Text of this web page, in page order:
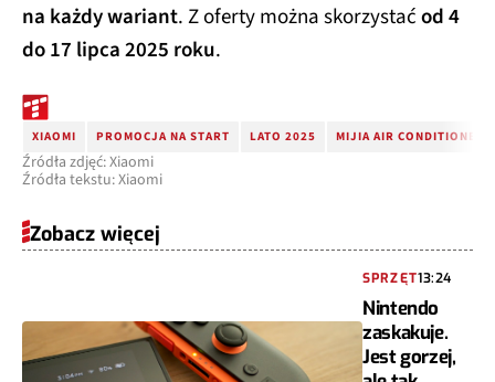
na każdy wariant. Z oferty można skorzystaćod 4
do 17 lipca 2025 roku.
XIAOMI PROMOCJA NA START LATO 2025 MIJIA AIR CONDITIONER
Źródła zdjęć: Xiaomi
Źródła tekstu: Xiaomi
Zobacz więcej
SPRZĘT13:24
Nintendo
zaskakuje.
Jest gorzej,